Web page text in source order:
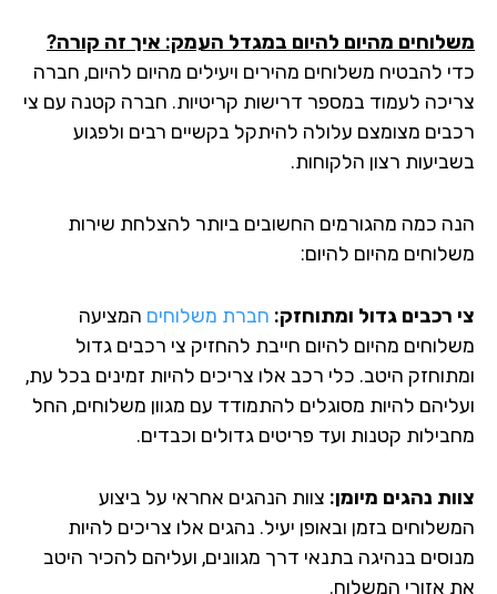
מהיום להיום במגדל העמק: איך זה קורה?
להבטיח משלוחים מהירים ויעילים מהיום להיום, חברה
לעמוד במספר דרישות קריטיות. חברה קטנה עם צי
מצומצם עלולה להיתקל בקשיים רבים ולפגוע
רצון הלקוחות.
כמה מהגורמים החשובים ביותר להצלחת שירות
מהיום להיום:
רכבים גדול ומתוחזק:חברת משלוחיםהמציעה
מהיום להיום חייבת להחזיק צי רכבים גדול
היטב. כלי רכב אלו צריכים להיות זמינים בכל עת,
להיות מסוגלים להתמודד עם מגוון משלוחים, החל
קטנות ועד פריטים גדולים וכבדים.
נהגים מיומן:צוות הנהגים אחראי על ביצוע
בזמן ובאופן יעיל. נהגים אלו צריכים להיות
בנהיגה בתנאי דרך מגוונים, ועליהם להכיר היטב
אזורי המשלוח.